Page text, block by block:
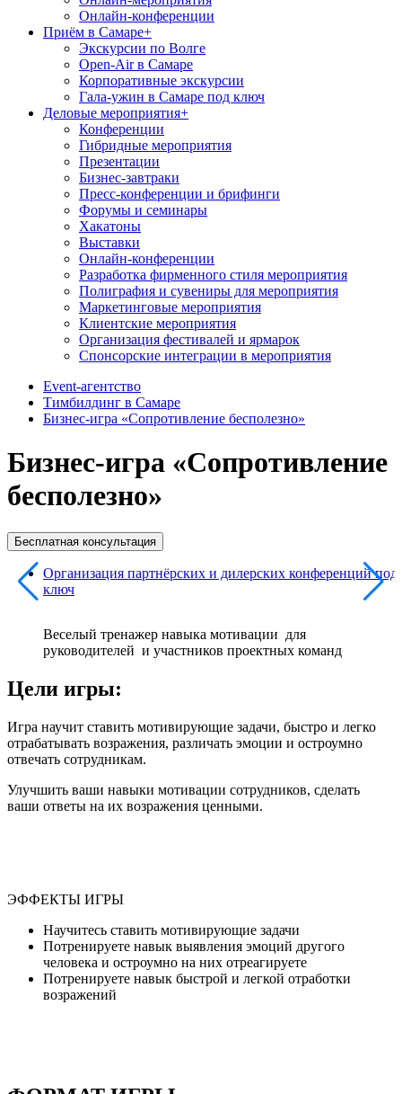
Онлайн-конференции
Приём в Самаре+
Экскурсии по Волге
Open-Air в Самаре
Корпоративные экскурсии
Гала-ужин в Самаре под ключ
Деловые мероприятия+
Конференции
Гибридные мероприятия
Презентации
Бизнес-завтраки
Пресс-конференции и брифинги
Форумы и семинары
Хакатоны
Выставки
Онлайн-конференции
Разработка фирменного стиля мероприятия
Полиграфия и сувениры для мероприятия
Маркетинговые мероприятия
Клиентские мероприятия
Организация фестивалей и ярмарок
Спонсорские интеграции в мероприятия
Event-агентство
Тимбилдинг в Самаре
Бизнес-игра «Сопротивление бесполезно»
Бизнес-игра «Сопротивление
бесполезно»
Бесплатная консультация
Организация партнёрских и дилерских конференций под
ключ
Веселый тренажер навыка мотивации для
руководителей и участников проектных команд
Цели игры:
Игра научит ставить мотивирующие задачи, быстро и легко
отрабатывать возражения, различать эмоции и остроумно
отвечать сотрудникам.
Улучшить ваши навыки мотивации сотрудников, сделать
ваши ответы на их возражения ценными.
ЭФФЕКТЫ ИГРЫ
Научитесь ставить мотивирующие задачи
Потренируете навык выявления эмоций другого
человека и остроумно на них отреагируете
Потренируете навык быстрой и легкой отработки
возражений